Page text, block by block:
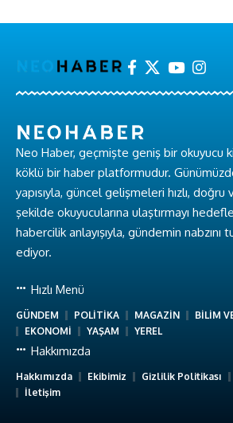
Neo Haber, geçmişte geniş bir okuyucu
köklü bir haber platformudur.
yapısıyla, güncel gelişmeleri hızlı, doğru
şekilde okuyucularına ulaştırmayı
habercilik anlayışıyla, gündemin nabzını
ediyor.
Hızlı Menü
GÜNDEM POLİTİKA MAGAZİN
BİLİM
EKONOMİ
YAŞAM YEREL
Hakkımızda
Hakkımızda Ekibimiz Gizlilik Politikası
İletişim